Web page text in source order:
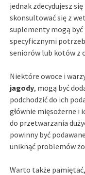
jednak zdecydujesz
skonsultować się z
suplementy mogą
specyficznymi
seniorów lub kotów z
Niektóre owoce i
jagody, mogą być
podchodzić do ich
głównie mięsożerne i
do przetwarzania
powinny być
uniknąć problemów
Warto także